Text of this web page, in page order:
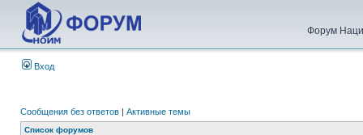
Форум
Вход
Сообщения без ответов | Активные темы
Список форумов